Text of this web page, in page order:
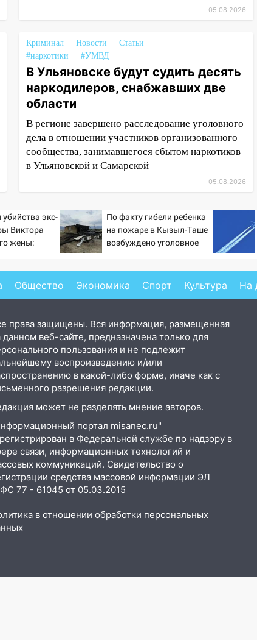
05.08.2026
Криминал Новости
Статьи
#наркотики
#УМВД
В Ульяновске будут судить десять
наркодилеров, снабжавших две
области
В регионе завершено расследование уголовного
дела в отношении участников организованного
сообщества, занимавшегося сбытом наркотиков
в Ульяновской и Самарской
05.08.2026
экс-
Виктора
жены:
По факту гибели ребенка
на пожаре в Кызыл-Таше
возбуждено уголовное
Общество Экономика Спорт Культура На
права защищены. Вся информация, размещенная
данном веб-сайте, предназначена только для
пользования и не подлежит
воспроизведению и/или
в какой-либо форме, иначе как с
разрешения редакции.
может не разделять мнение авторов.
портал misanec.ru"
в Федеральной службе по надзору в
связи, информационных технологий и
коммуникаций. Свидетельство о
средства массовой информации ЭЛ
77 - 61045 от 05.03.2015
в отношении обработки персональных